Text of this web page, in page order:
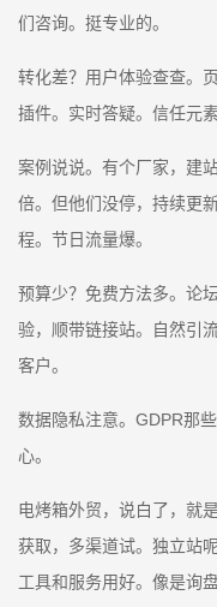
们咨询。挺专业的。
转化差？用户体验查查。
插件。实时答疑。信任元
案例说说。有个厂家，建
倍。但他们没停，持续更
程。节日流量爆。
预算少？免费方法多。论
验，顺带链接站。自然引
客户。
数据隐私注意。GDPR那
心。
电烤箱外贸，说白了，就
获取，多渠道试。独立站
工具和服务用好。像是询